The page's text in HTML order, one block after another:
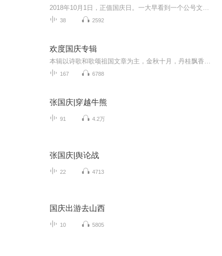
38 2592
欢度国庆专辑
167 6788
张国庆|穿越牛熊
91 4.2万
张国庆|舆论战
22 4713
国庆出游去山西
10 5805